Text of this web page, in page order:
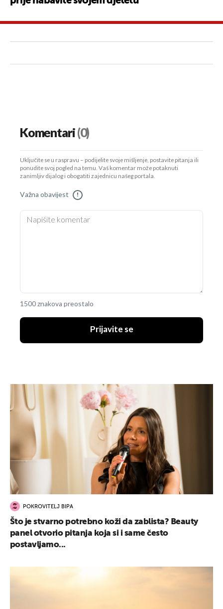
Komentari(0)
Uključite se u raspravu – podijelite svoje mišljenje, postavite pitanja ili
ponudite svoj pogled na temu. Vaš komentar može potaknuti
zanimljiv dijalog i obogatiti zajednicu našeg portala.
Važna obavijest !
1500 znakova preostalo
Prijavite se
POKROVITELJ BIPA
Što je stvarno potrebno koži da zablista? Beauty
panel otvorio pitanja koja si i same često
postavljamo...